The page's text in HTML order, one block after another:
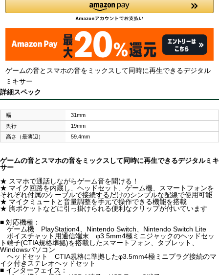
ゲームの音とスマホの音をミックスして同時に再生できるデジタル
ミキサー
詳細スペック
幅
31mm
奥行
19mm
高さ（最薄辺）
59.4mm
ゲームの音とスマホの音をミックスして同時に再生できるデジタルミキ
サー
★ スマホで通話しながらゲーム音を聞ける！
★ マイク回路を内蔵し、ヘッドセット、ゲーム機、スマートフォンを
それぞれ付属のケーブルで接続するだけのシンプルな配線で使用可能
★ マイクミュートと音量調整を手元で操作できる機能を搭載
★ 胸ポケットなどに引っ掛けられる便利なクリップが付いています
■ 対応機種：
ゲーム機 PlayStation4、Nintendo Switch、Nintendo Switch Lite
ボイスチャット用通信端末 φ3.5mm4極ミニジャックのヘッドセッ
ト端子(CTIA規格準拠)を搭載したスマートフォン、タブレット、
Windowsパソコン
ヘッドセット CTIA規格に準拠したφ3.5mm4極ミニプラグ接続のマ
イク付きステレオヘッドセット
■ インターフェイス：